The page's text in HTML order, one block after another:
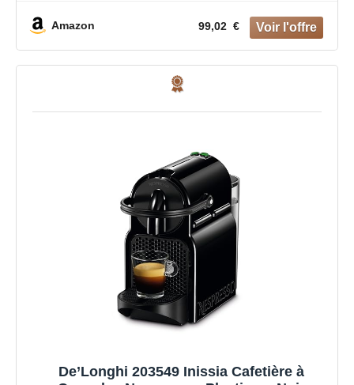
Amazon 99,02 €
De’Longhi 203549 Inissia Cafetière à